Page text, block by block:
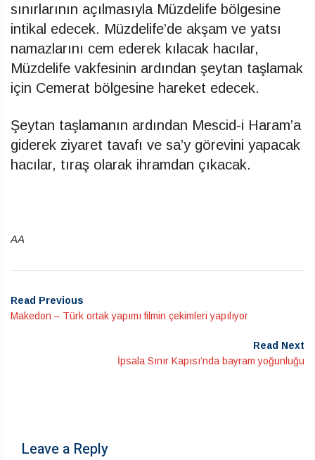
sınırlarının açılmasıyla Müzdelife bölgesine
intikal edecek. Müzdelife’de akşam ve yatsı
namazlarını cem ederek kılacak hacılar,
Müzdelife vakfesinin ardından şeytan taşlamak
için Cemerat bölgesine hareket edecek.
Şeytan taşlamanın ardından Mescid-i Haram’a
giderek ziyaret tavafı ve sa’y görevini yapacak
hacılar, tıraş olarak ihramdan çıkacak.
AA
Read Previous
Makedon – Türk ortak yapımı filmin çekimleri yapılıyor
Read Next
İpsala Sınır Kapısı’nda bayram yoğunluğu
Leave a Reply